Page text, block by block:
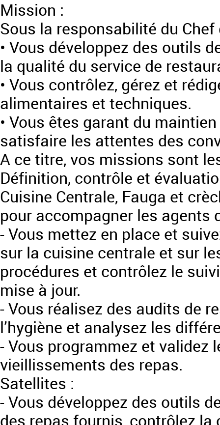
Mission :
Sous la responsabilité du Chef
• Vous développez des outils
la qualité du service de
• Vous contrôlez, gérez et
alimentaires et techniques.
• Vous êtes garant du
satisfaire les attentes des
A ce titre, vos missions sont
Définition, contrôle et
Cuisine Centrale, Fauga et
pour accompagner les agents
- Vous mettez en place et
sur la cuisine centrale et sur
procédures et contrôlez le
mise à jour.
- Vous réalisez des audits de
l’hygiène et analysez les
- Vous programmez et validez
vieillissements des repas.
Satellites :
- Vous développez des outils
des repas fournis, contrôlez